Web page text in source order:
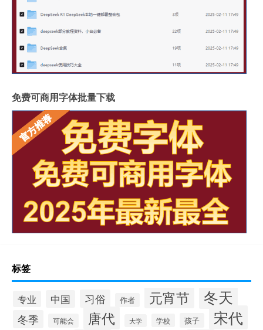
免费可商用字体批量下载
标签
专业 中国 习俗 作者 元宵节 冬天
冬季 可能会 唐代 大学 学校 孩子 宋代